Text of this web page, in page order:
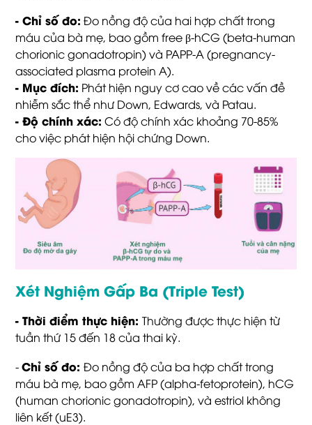
- Chỉ số đo: Đo nồng độ của hai hợp chất trong
máu của bà mẹ, bao gồm free β-hCG (beta-human
chorionic gonadotropin) và PAPP-A (pregnancy-
associated plasma protein A).
- Mục đích: Phát hiện nguy cơ cao về các vấn đề
nhiễm sắc thể như Down, Edwards, và Patau.
- Độ chính xác: Có độ chính xác khoảng 70-85%
cho việc phát hiện hội chứng Down.
Xét Nghiệm Gấp Ba (Triple Test)
-Thời điểm thực hiện:Thường được thực hiện từ
tuần thứ 15 đến 18 của thai kỳ.
-Chỉ số đo:Đo nồng độ của ba hợp chất trong
máu bà mẹ, bao gồm AFP (alpha-fetoprotein), hCG
(human chorionic gonadotropin), và estriol không
liên kết (uE3).